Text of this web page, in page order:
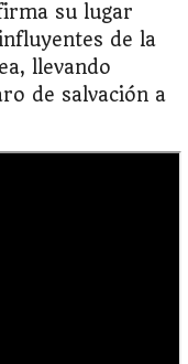
su lugar
de la
llevando
de salvación a